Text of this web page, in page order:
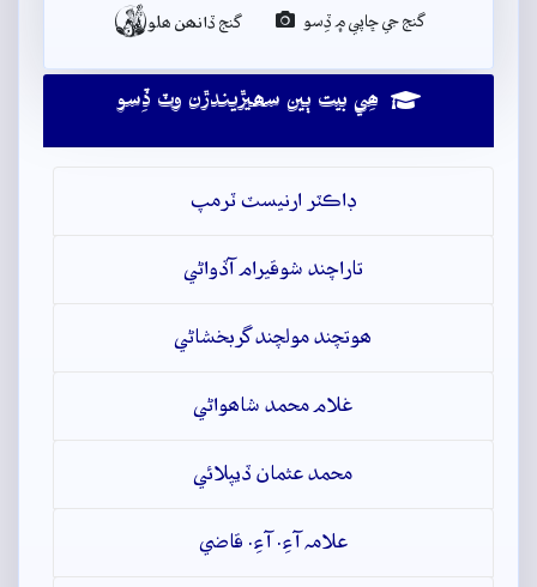
گنج جي ڇاپي ۾ ڏِسو گنج ڏانھن ھلو
ھِي بيت ٻين سھيڙيندڙن وٽ ڏِسو
ڊاڪٽر ارنيسٽ ٽرمپ
تاراچند شوقيرام آڏواڻي
ھوتچند مولچند گربخشاڻي
غلام محمد شاھواڻي
محمد عثمان ڏيپلائي
علامہ آءِ. آءِ. قاضي